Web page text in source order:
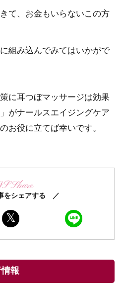
て、お金もいらないこの方
組み込んでみてはいかがで
に耳つぼマッサージは効果
がナールスエイジングケア
お役に立てば幸いです。
Share
をシェアする ／
報